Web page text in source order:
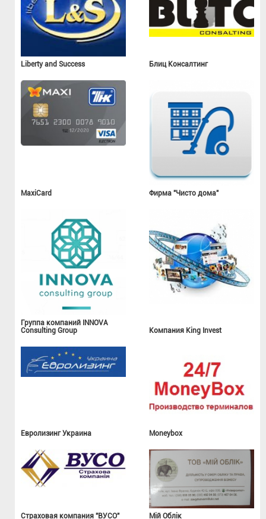
Liberty and Success Блиц Консалтинг
MaxiCard Фирма "Чисто дома"
Группа компаний INNOVA
Consulting Group
Компания King Invest
Евролизинг Украина Moneybox
Страховая компания "ВУСО" Мій Облік